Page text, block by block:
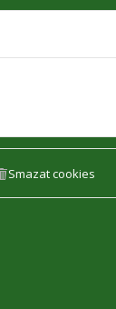
Smazat cookies